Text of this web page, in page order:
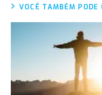
VOCÊ TAMBÉM PODE